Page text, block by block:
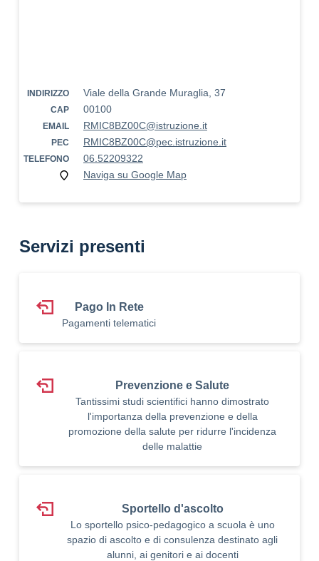
INDIRIZZO Viale della Grande Muraglia, 37
CAP 00100
EMAIL RMIC8BZ00C@istruzione.it
PEC RMIC8BZ00C@pec.istruzione.it
TELEFONO
06.52209322
Naviga su Google Map
Servizi presenti
Pago In Rete
Pagamenti telematici
Prevenzione e Salute
Tantissimi studi scientifici hanno dimostrato
l'importanza della prevenzione e della
promozione della salute per ridurre l'incidenza
delle malattie
Sportello d'ascolto
Lo sportello psico-pedagogico a scuola è uno
spazio di ascolto e di consulenza destinato agli
alunni, ai genitori e ai docenti